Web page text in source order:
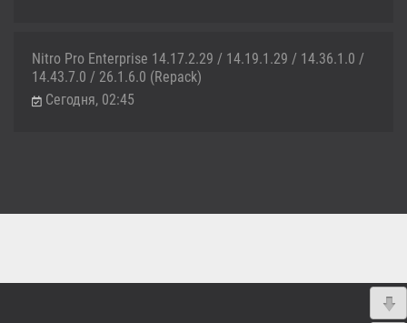
Nitro Pro Enterprise 14.17.2.29 / 14.19.1.29 / 14.36.1.0 /
14.43.7.0 / 26.1.6.0 (Repack)
Сегодня, 02:45